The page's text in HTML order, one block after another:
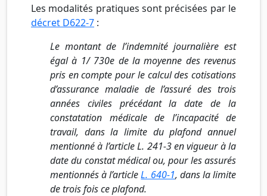
Les modalités pratiques sont précisées par le
décret D622-7 :
Le montant de l’indemnité journalière est
égal à 1/ 730e de la moyenne des revenus
pris en compte pour le calcul des cotisations
d’assurance maladie de l’assuré des trois
années civiles précédant la date de la
constatation médicale de l’incapacité de
travail, dans la limite du plafond annuel
mentionné à l’article L. 241-3 en vigueur à la
date du constat médical ou, pour les assurés
mentionnés à l’articleL. 640-1, dans la limite
de trois fois ce plafond.